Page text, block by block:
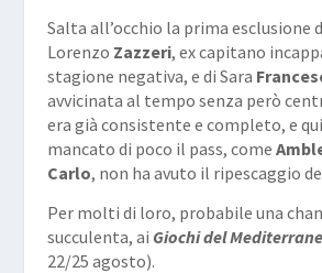
Salta all’occhio la prima esclusione
Lorenzo Zazzeri, ex capitano
stagione negativa, e di Sara
avvicinata al tempo senza però
era già consistente e completo, e
mancato di poco il pass, come
Carlo, non ha avuto il ripescaggio
Per molti di loro, probabile una
succulenta, ai Giochi del
22/25 agosto).